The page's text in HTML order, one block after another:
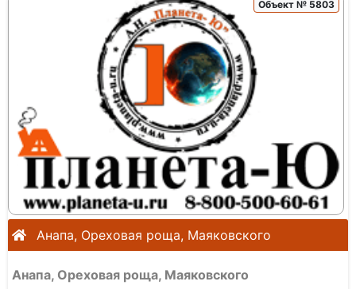
Объект № 5803
Анапа, Ореховая роща, Маяковского
Анапа, Ореховая роща, Маяковского